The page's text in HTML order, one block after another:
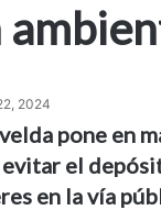
2024
pone en
evitar el
en la vía